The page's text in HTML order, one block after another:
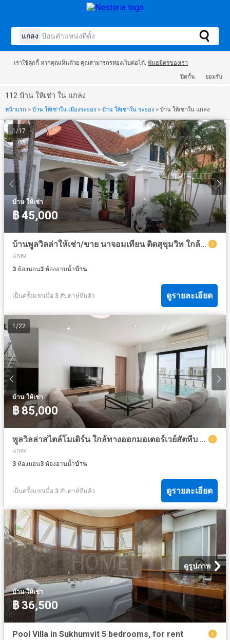
เราใช้คุกกี้ หากคุณเห็นด้วย คุณสามารถรท่องเว็บต่อได้. พันธมิตรของเรา
ปิดกั้น ยอมรับ
112 บ้าน ให้เช่า ใน แกลง
หน้าแรก > บ้าน ให้เช่าใน เมืองระยอง > บ้าน ให้เช่าใน ระยอง > บ้าน ให้เช่าใน แกลง
1 /17
บ้าน·ให้เช่า
฿ 45,000
บ้านพูลวิลล่าให้เช่า/ขาย นาจอมเทียน ติดสุขุมวิท ใกล้หาดส่วนตัว
แกลง
3 ห้องนอน3 ห้องอาบน้ำบ้าน
เป็นครั้งแรกเมื่อ 3 สัปดาห์ที่แล้ว ดูรายละเอียด
1 /22
บ้าน·ให้เช่า
฿ 85,000
พูลวิลล่าสไตล์โมเดิร์น ใกล้ทางออกมอเตอร์เวย์สัตหีบ ถนนสุขุมวิท พัทยา
แกลง
3 ห้องนอน3 ห้องอาบน้ำบ้าน
เป็นครั้งแรกเมื่อ 3 สัปดาห์ที่แล้ว ดูรายละเอียด
ดูรูปภาพ
บ้าน·ให้เช่า
฿ 36,500
Pool Villa in Sukhumvit 5 bedrooms, for rent